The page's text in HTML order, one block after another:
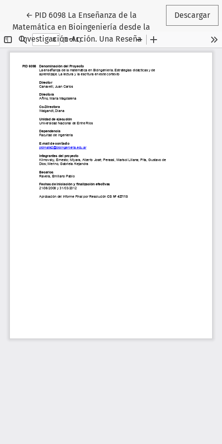
← Volver a los detalles del artículo
PID 6098 La Enseñanza de la
Matemática en Bioingeniería desde la
Investigación-Acción. Una Reseña
Descargar